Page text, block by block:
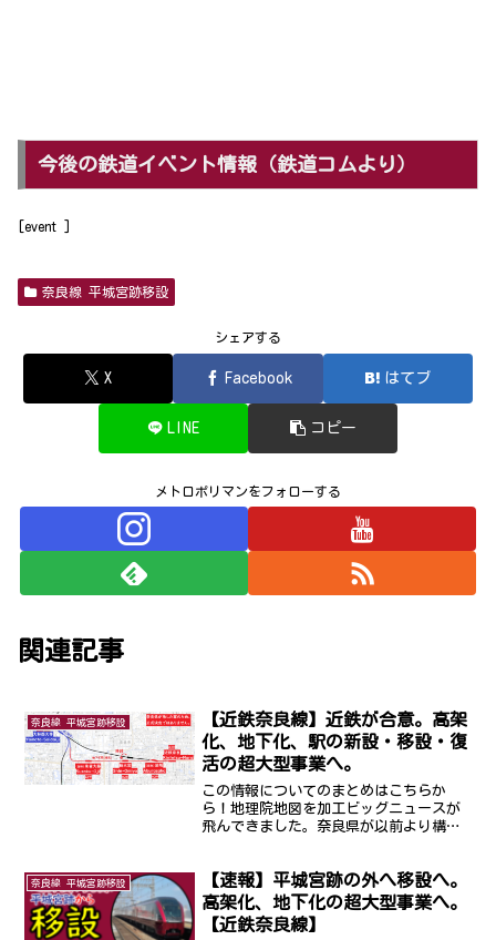
今後の鉄道イベント情報（鉄道コムより）
[event ]
奈良線 平城宮跡移設
シェアする
X Facebook はてブ
LINE コピー
メトロポリマンをフォローする
関連記事
奈良線 平城宮跡移設
【近鉄奈良線】近鉄が合意。高架
化、地下化、駅の新設・移設・復
活の超大型事業へ。
この情報についてのまとめはこちらか
ら！地理院地図を加工ビッグニュースが
飛んできました。奈良県が以前より構想
市と近鉄が合意したことが明らかになり
ました。これにより平城京の...
奈良線 平城宮跡移設
【速報】平城宮跡の外へ移設へ。
高架化、地下化の超大型事業へ。
【近鉄奈良線】